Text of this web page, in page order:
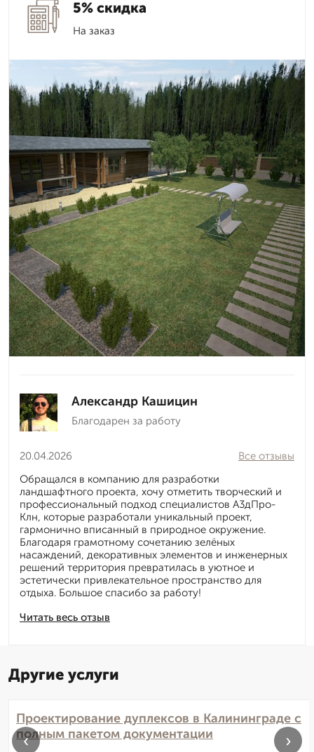
5% скидка
На заказ
Александр Кашицин
Благодарен за работу
20.04.2026
Читать весь отзыв
Все отзывы
Обращался в компанию для разработки
ландшафтного проекта, хочу отметить творческий и
профессиональный подход специалистов А3дПро-
Клн, которые разработали уникальный проект,
гармонично вписанный в природное окружение.
Благодаря грамотному сочетанию зелёных
насаждений, декоративных элементов и инженерных
решений территория превратилась в уютное и
эстетически привлекательное пространство для
отдыха. Большое спасибо за работу!
Другие услуги
Проектирование дуплексов в Калининграде с
полным пакетом документации
‹ ›